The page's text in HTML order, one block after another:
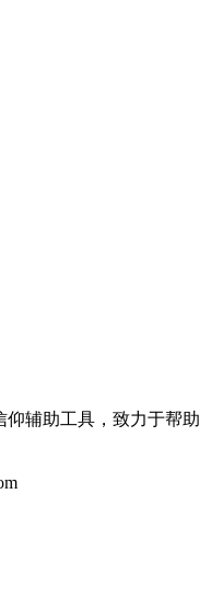
仰辅助工具，致力于帮助